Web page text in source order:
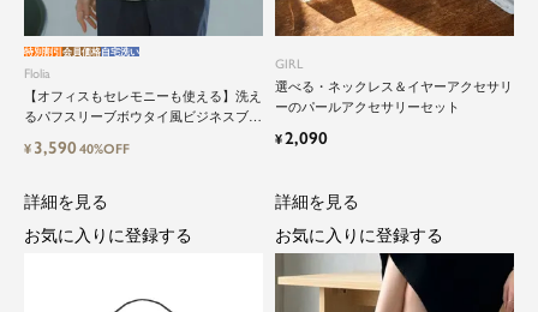
品よく艶やかに着こなすことのできる女性らしい
セットアップから、故人を偲ぶのに相応しい洗練
感のあるブラックフォーマルまで幅広くご提案さ
せて頂きます。
Flolia
【オフィスもセレモニーも使える】洗え
るパフスリーブボウタイ風ビジネスブラ
特別割引会員価格自宅洗い
¥ 3,59040%OFF
GIRL
選べる・ネックレス＆イヤーアクセサリ
ーのパールアクセサリーセット
¥2,090
詳細を見る
お気に入りに登録する
詳細を見る
お気に入りに登録する